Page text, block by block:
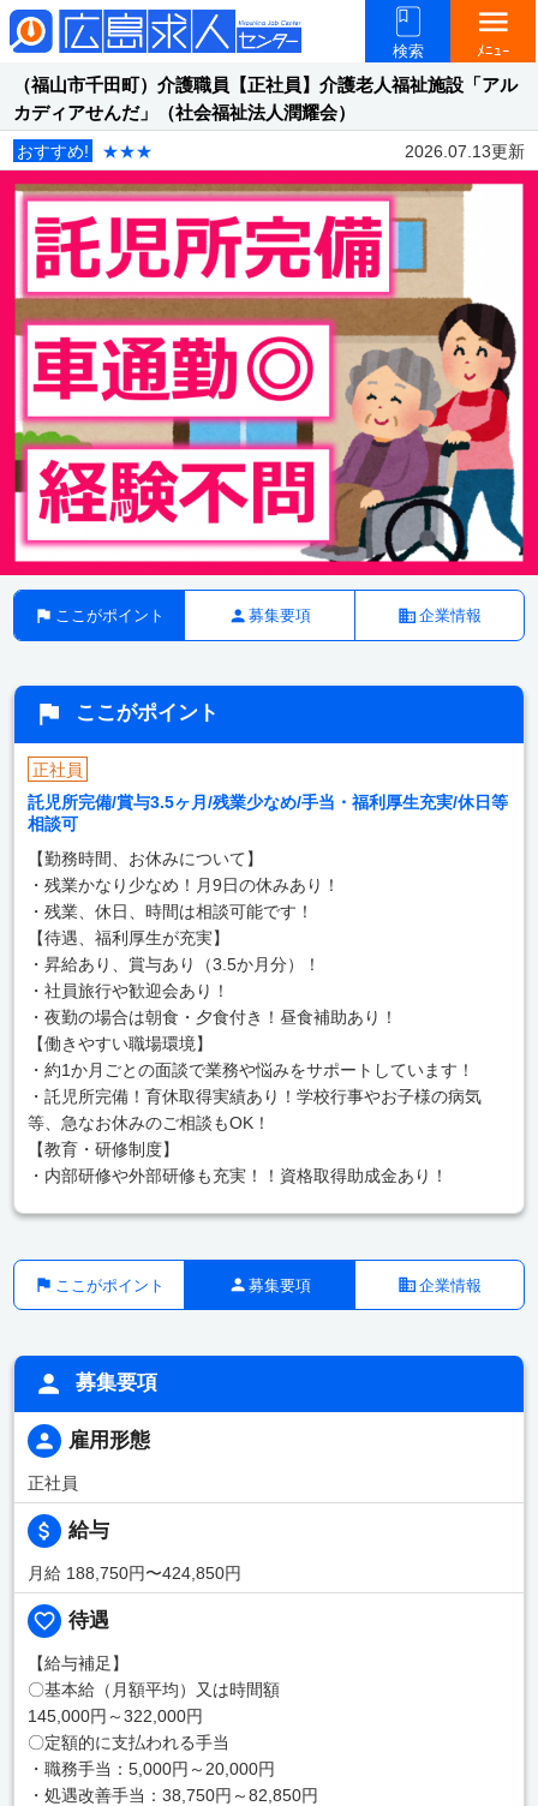
検索
menu
ﾒﾆｭｰ
（福山市千田町）介護職員【正社員】介護老人福祉施設「アル
カディアせんだ」（社会福祉法人潤耀会）
おすすめ! ★★★ 2026.07.13更新
ここがポイント 募集要項 企業情報
ここがポイント
正社員
託児所完備/賞与3.5ヶ月/残業少なめ/手当・福利厚生充実/休日等
相談可
【勤務時間、お休みについて】
・残業かなり少なめ！月9日の休みあり！
・残業、休日、時間は相談可能です！
【待遇、福利厚生が充実】
・昇給あり、賞与あり（3.5か月分）！
・社員旅行や歓迎会あり！
・夜勤の場合は朝食・夕食付き！昼食補助あり！
【働きやすい職場環境】
・約1か月ごとの面談で業務や悩みをサポートしています！
・託児所完備！育休取得実績あり！学校行事やお子様の病気
等、急なお休みのご相談もOK！
【教育・研修制度】
・内部研修や外部研修も充実！！資格取得助成金あり！
ここがポイント 募集要項 企業情報
募集要項
雇用形態
正社員
給与
月給 188,750円〜424,850円
待遇
【給与補足】
〇基本給（月額平均）又は時間額
145,000円～322,000円
〇定額的に支払われる手当
・職務手当：5,000円～20,000円
・処遇改善手当：38,750円～82,850円